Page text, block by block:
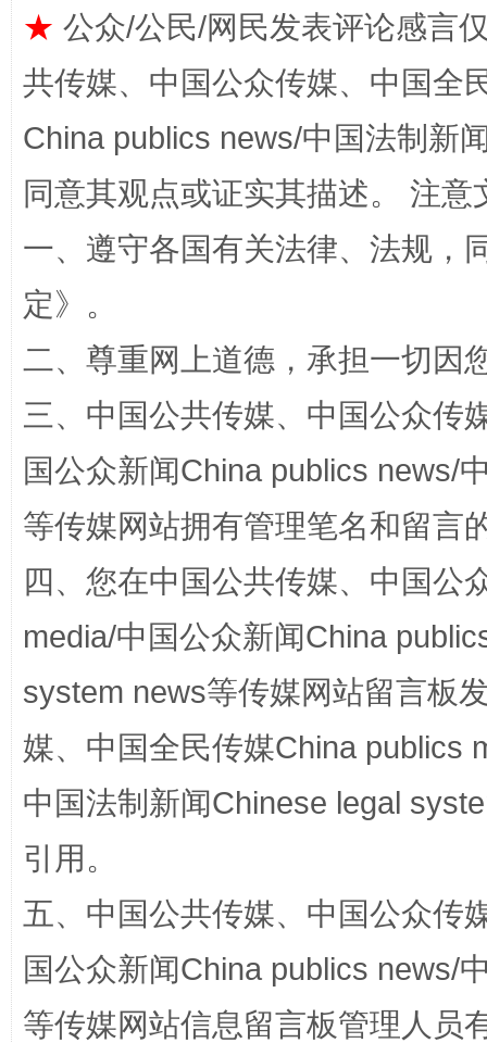
“刷贴”乱象丛生
生
揭批美国五大"原罪" "
★ 公众/公民/网民发表评论感言
共传媒、中国公众传媒、中国全
China publics news/中国法制新
同意其观点或证实其描述。 注
一、遵守各国有关法律、法规，
定》。
二、尊重网上道德，承担一切因
三、中国公共传媒、中国公众传
国公众新闻China publics news/
等传媒网站拥有管理笔名和留言
四、您在中国公共传媒、中国公
media/中国公众新闻China
system news等传媒网站留言板
媒、中国全民传媒China publics
中国法制新闻Chinese legal
引用。
五、中国公共传媒、中国公众传
国公众新闻China publics news/
等传媒网站信息留言板管理人员